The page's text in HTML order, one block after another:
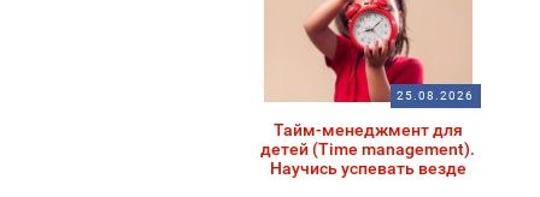
25.08.2026
Тайм-менеджмент для
детей (Time management).
Научись успевать везде